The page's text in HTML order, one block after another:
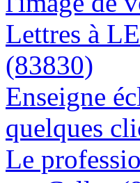
Lettres à
(83830)
Enseigne
quelques
Le